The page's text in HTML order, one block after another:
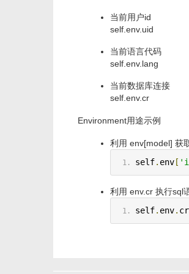
当前用户id
self.env.uid
当前语言代码
self.env.lang
当前数据库连接
self.env.cr
Environment用途示例
利用 env[model] 获
self. env[
利用 env.cr 执行sql
self. env. cr